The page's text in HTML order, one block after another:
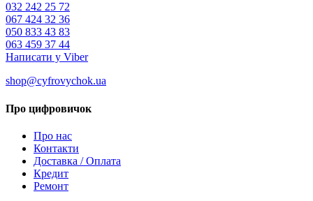
032 242 25 72
067 424 32 36
050 833 43 83
063 459 37 44
Написати у Viber
shop@cyfrovychok.ua
Про цифровичок
Про нас
Контакти
Доставка / Оплата
Кредит
Ремонт